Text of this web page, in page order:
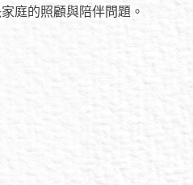
庭的照顧與陪伴問題。